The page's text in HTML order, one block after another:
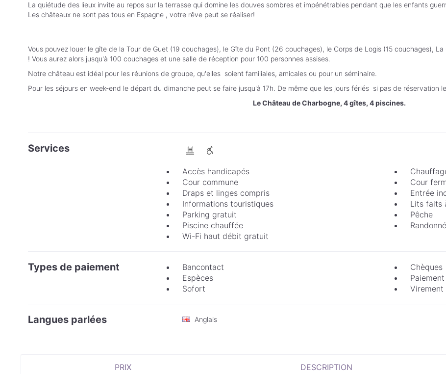
La quiétude des lieux invite au repos sur la terrasse qui domine les douves sombres et impénétrables pendant que les enfants
Les châteaux ne sont pas tous en Espagne , votre rêve peut se réaliser!
Vous pouvez louer le gîte de la Tour de Guet (19 couchages), le Gîte du Pont (26 couchages), le Corps de Logis (15 couchages),
! Vous aurez alors jusqu'à 100 couchages et une salle de réception pour 100 personnes assises.
Notre château est idéal pour les réunions de groupe, qu'elles soient familiales, amicales ou pour un séminaire.
Pour les séjours en week-end le départ du dimanche peut se faire jusqu'à 17h. De même que les jours fériés si pas de réservation
Le Château de Charbogne, 4 gîtes, 4 piscines.
Services
Accès handicapés
Cour commune
Cour
Draps et linges compris
Entrée
Informations touristiques
Lits faits
Parking gratuit
Pêche
Piscine chauffée
Wi-Fi haut débit gratuit
Types de paiement Bancontact
Chèques
Espèces
Sofort
Virement
Langues parlées Anglais
PRIX DESCRIPTION